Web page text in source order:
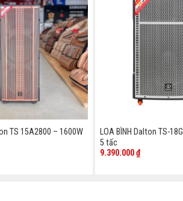
TS 15A2800 – 1600W
LOA BÌNH Dalton TS-
5 tấc
9.390.000₫